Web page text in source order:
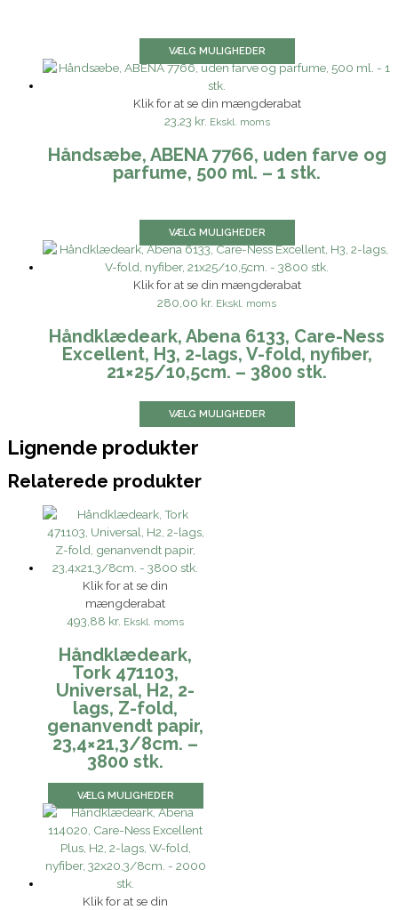
VÆLG MULIGHEDER
Klik for at se din mængderabat
23,23 kr. Ekskl. moms
Håndsæbe, ABENA 7766, uden farve og
parfume, 500 ml. – 1 stk.
VÆLG MULIGHEDER
Klik for at se din mængderabat
280,00 kr. Ekskl. moms
Håndklædeark, Abena 6133, Care-Ness
Excellent, H3, 2-lags, V-fold, nyfiber,
21×25/10,5cm. – 3800 stk.
VÆLG MULIGHEDER
Lignende produkter
Relaterede produkter
Klik for at se din
mængderabat
493,88 kr. Ekskl. moms
Håndklædeark,
Tork 471103,
Universal, H2, 2-
lags, Z-fold,
genanvendt papir,
23,4×21,3/8cm. –
3800 stk.
VÆLG MULIGHEDER
Klik for at se din